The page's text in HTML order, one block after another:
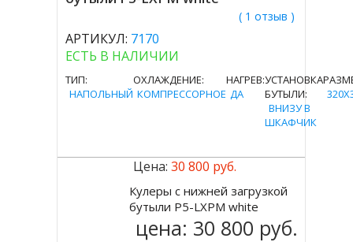
( 1 отзыв )
АРТИКУЛ: 7170
ЕСТЬ В НАЛИЧИИ
ТИП:
НАПОЛЬНЫЙ
ОХЛАЖДЕНИЕ:
КОМПРЕССОРНОЕ
НАГРЕВ:
ДА
УСТАНОВКА
БУТЫЛИ:
ВНИЗУ В
ШКАФЧИК
Цена:30 800 руб.
Кулеры с нижней загрузкой
бутыли P5-LXPM white
цена: 30 800 руб.